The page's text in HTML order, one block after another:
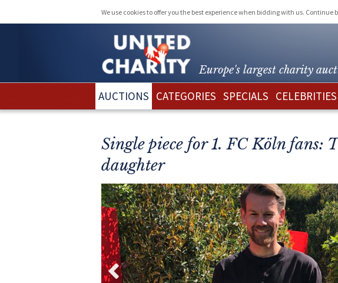
We use cookies to offer you the best experience when bidding with us. Continue
Europe's largest charity
AUCTIONS CATEGORIES SPECIALS CELEBRITIES
Single piece for 1. FC Köln fans:
daughter